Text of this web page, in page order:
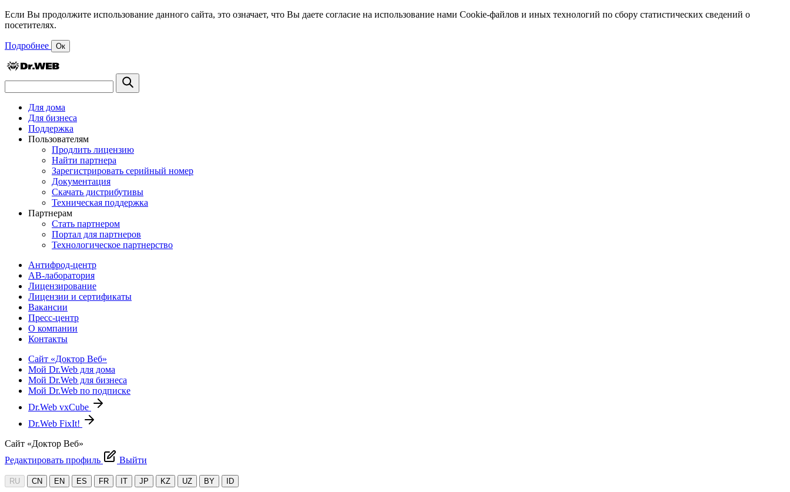
Если Вы продолжите использование данного сайта, это означает, что Вы даете согласие на использование нами Cookie-файлов и иных технологий по сбору статистических сведений о
посетителях.
Подробнее Ок
Для дома
Для бизнеса
Поддержка
Пользователям
Продлить лицензию
Найти партнера
Зарегистрировать серийный номер
Документация
Скачать дистрибутивы
Техническая поддержка
Партнерам
Стать партнером
Портал для партнеров
Технологическое партнерство
Антифрод-центр
АВ-лаборатория
Лицензирование
Лицензии и сертификаты
Вакансии
Пресс-центр
О компании
Контакты
Сайт «Доктор Веб»
Мой Dr.Web для дома
Мой Dr.Web для бизнеса
Мой Dr.Web по подписке
Dr.Web vxCube
Dr.Web FixIt!
Сайт «Доктор Веб»
Редактировать профиль
Выйти
RU CN EN ES FR IT JP KZ UZ BY ID